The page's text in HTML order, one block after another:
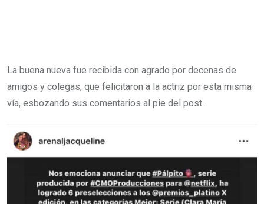
La buena nueva fue recibida con agrado por decenas de
amigos y colegas, que felicitaron a la actriz por esta misma
vía, esbozando sus comentarios al pie del post.